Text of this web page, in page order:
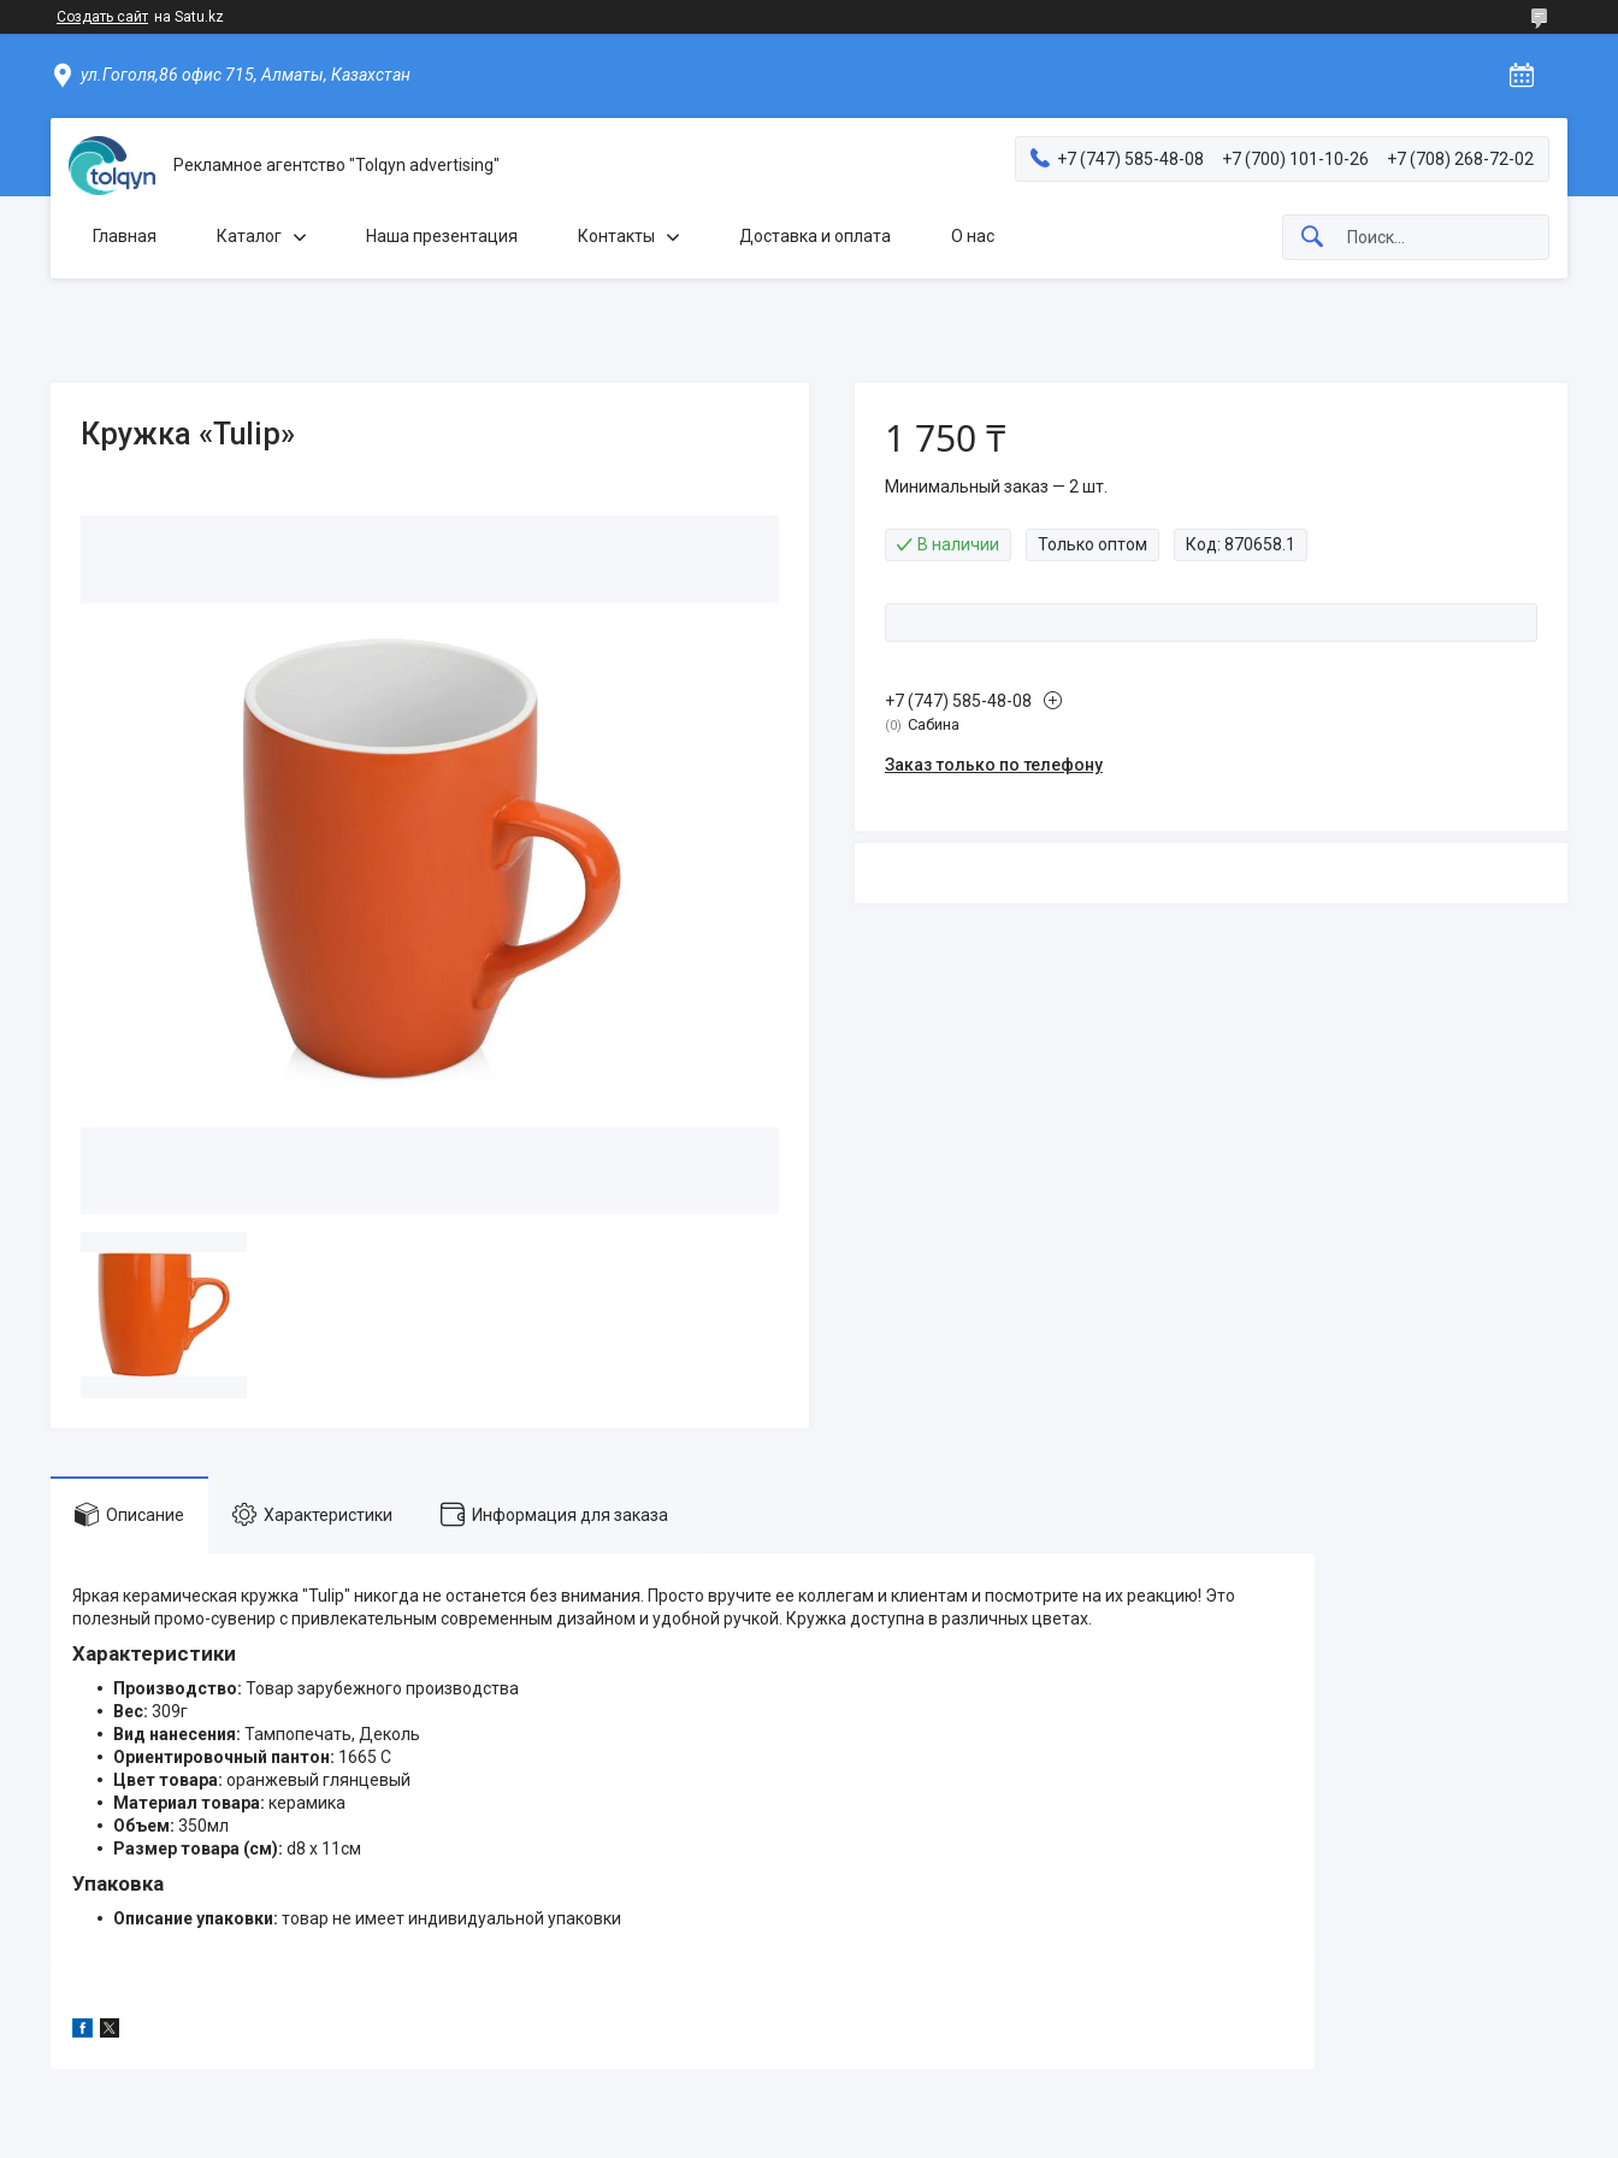
Создать сайт на Satu.kz
ул.Гоголя,86 офис 715, Алматы, Казахстан
Рекламное агентство "Tolqyn advertising" +7 (747) 585-48-08 +7 (700) 101-10-26 +7 (708) 268-72-02
Главная Каталог Наша презентация Контакты Доставка и оплата О нас
Кружка «Tulip» 1 750 ₸
Минимальный заказ — 2 шт.
В наличии Только оптом Код: 870658.1
+7 (747) 585-48-08
0 Сабина
Заказ только по телефону
Описание Характеристики Информация для заказа
Яркая керамическая кружка "Tulip" никогда не останется без внимания. Просто вручите ее коллегам и клиентам и посмотрите на их реакцию! Это
полезный промо-сувенир с привлекательным современным дизайном и удобной ручкой. Кружка доступна в различных цветах.
Характеристики
Производство: Товар зарубежного производства
Вес: 309г
Вид нанесения: Тампопечать, Деколь
Ориентировочный пантон: 1665 C
Цвет товара: оранжевый глянцевый
Материал товара: керамика
Объем: 350мл
Размер товара (см): d8 х 11см
Упаковка
Описание упаковки: товар не имеет индивидуальной упаковки